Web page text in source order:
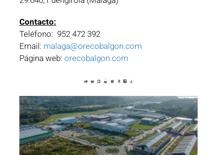
Contacto:
Teléfono: 952 472 392
Email: malaga@orecobalgon.com
Página web: orecobalgon.com